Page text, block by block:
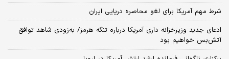
شرط مهم آمریکا برای لغو محاصره دریایی ایران
ادعای جدید وزیرخزانه داری آمریکا درباره تنگه هرمز/ به‌زودی شاهد توافق
آتش‌بس خواهیم بود